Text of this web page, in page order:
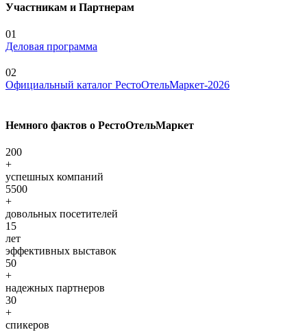
Участникам и Партнерам
01
Деловая программа
02
Официальный каталог РестоОтельМаркет-2026
Немного фактов о РестоОтельМаркет
200
+
успешных компаний
5500
+
довольных посетителей
15
лет
эффективных выставок
50
+
надежных партнеров
30
+
спикеров